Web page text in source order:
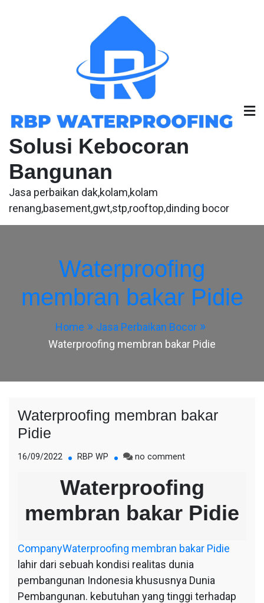
Solusi Kebocoran
Bangunan
Jasa perbaikan dak,kolam,kolam
renang,basement,gwt,stp,rooftop,dinding bocor
Waterproofing
membran bakar Pidie
Home
Jasa Perbaikan Bocor
Waterproofing membran bakar Pidie
Waterproofing membran bakar
Pidie
16/09/2022 RBP WP no commenton
bakar
Pidie
Waterproofing
membran bakar Pidie
CompanyWaterproofing membran bakar Pidie
lahir dari sebuah kondisi realitas dunia
pembangunan Indonesia khususnya Dunia
Pembangunan. kebutuhan yang tinggi terhadap